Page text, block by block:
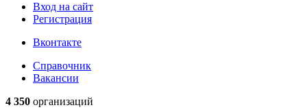
Вход на сайт
Регистрация
Вконтакте
Справочник
Вакансии
4 350 организаций